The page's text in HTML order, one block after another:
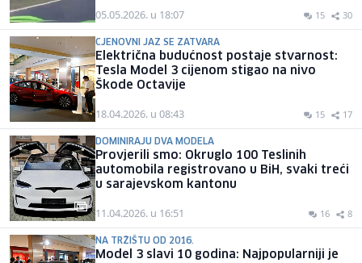
05.05.2026. u 18:07 15 30
CJENOVNI JAZ SE ZATVARA
Električna budućnost postaje stvarnost:
Tesla Model 3 cijenom stigao na nivo
Škode Octavije
18.04.2026. u 08:43 15 17
DOMINIRAJU DVA MODELA
Provjerili smo: Okruglo 100 Teslinih
automobila registrovano u BiH, svaki treći
u sarajevskom kantonu
11.04.2026. u 16:51 16 8
NA TRŽIŠTU OD 2016.
Model 3 slavi 10 godina: Najpopularniji je